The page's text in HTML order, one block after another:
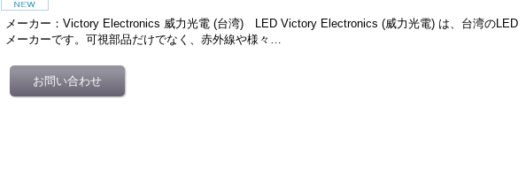
メーカー：Victory Electronics 威力光電 (台湾) LED Victory Electronics (威力光電) は、台湾のLED
メーカーです。可視部品だけでなく、赤外線や様々…